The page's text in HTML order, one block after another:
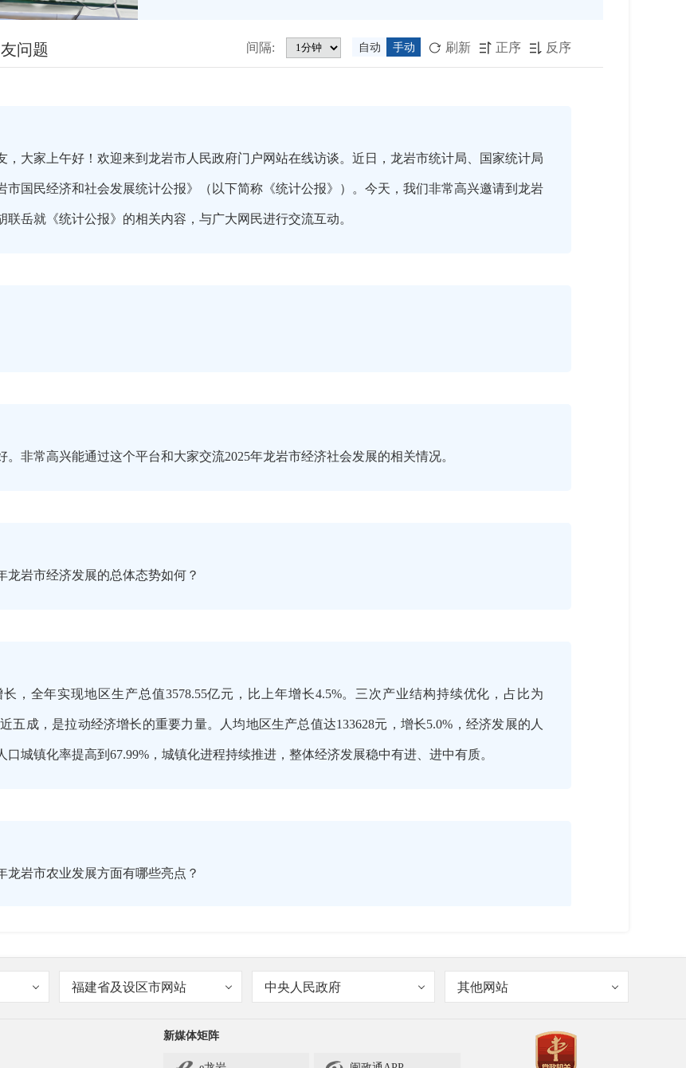
问题 间隔: 自动 手动  刷新  正序  反序
，大家上午好！欢迎来到龙岩市人民政府门户网站在线访谈。近日，龙岩市统计局、国家统计局
市国民经济和社会发展统计公报》（以下简称《统计公报》）。今天，我们非常高兴邀请到龙岩
岳就《统计公报》的相关内容，与广大网民进行交流互动。
。非常高兴能通过这个平台和大家交流2025年龙岩市经济社会发展的相关情况。
龙岩市经济发展的总体态势如何？
，全年实现地区生产总值3578.55亿元，比上年增长4.5%。三次产业结构持续优化，占比为
五成，是拉动经济增长的重要力量。人均地区生产总值达133628元，增长5.0%，经济发展的人
城镇化率提高到67.99%，城镇化进程持续推进，整体经济发展稳中有进、进中有质。
龙岩市农业发展方面有哪些亮点？
亿元，增长2.8%，粮食生产实现稳增，种植面积194.17万亩、产量85.35万吨，其中，稻谷产
。肉蛋奶、水产品总产量稳步提升，猪肉产量增长5.6%，淡水养殖产品产量增长4.2%，农业
福建省及设区市网站 中央人民政府 其他网站
新媒体矩阵